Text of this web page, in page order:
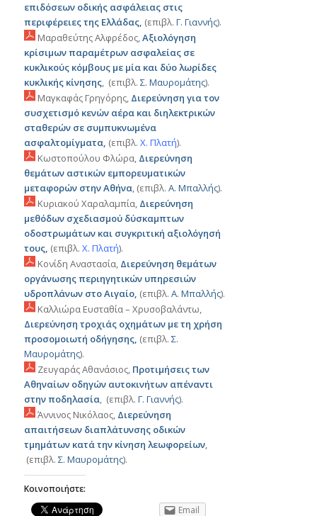
επιδόσεων οδικής ασφάλειας στις
περιφέρειες της Ελλάδας, (επιβλ. Γ. Γιαννής).
Μαραθεύτης Αλφρέδος,Αξιολόγηση
κρίσιμων παραμέτρων ασφαλείας σε
κυκλικούς κόμβους με μία και δύο λωρίδες
κυκλικής κίνησης, (επιβλ. Σ. Μαυρομάτης).
Μαγκαφάς Γρηγόρης, Διερεύνηση για τον
συσχετισμό κενών αέρα και διηλεκτρικών
σταθερών σε συμπυκνωμένα
ασφαλτομίγματα, (επιβλ. Χ. Πλατή).
Κωστοπούλου Φλώρα, Διερεύνηση
θεμάτων αστικών εμπορευματικών
μεταφορών στην Αθήνα, (επιβλ. Α. Μπαλλής).
Κυριακού Χαραλαμπία, Διερεύνηση
μεθόδων σχεδιασμού δύσκαμπτων
οδοστρωμάτων και συγκριτική αξιολόγησή
τους, (επιβλ. Χ. Πλατή).
Κονίδη Αναστασία, Διερεύνηση θεμάτων
οργάνωσης περιηγητικών υπηρεσιών
υδροπλάνων στο Αιγαίο, (επιβλ. Α. Μπαλλής).
Καλλιώρα Ευσταθία – Χρυσοβαλάντω,
Διερεύνηση τροχιάς οχημάτων με τη χρήση
προσομοιωτή οδήγησης, (επιβλ. Σ.
Μαυρομάτης).
Ζευγαράς Αθανάσιος,Προτιμήσεις των
Αθηναίων οδηγών αυτοκινήτων απέναντι
στην ποδηλασία, (επιβλ. Γ. Γιαννής).
Άννινος Νικόλαος,Διερεύνηση
απαιτήσεων διαπλάτυνσης οδικών
τμημάτων κατά την κίνηση λεωφορείων,
(επιβλ. Σ. Μαυρομάτης).
Κοινοποιήστε:
Email